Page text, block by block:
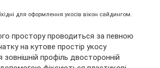
для оформлення укосів вікон сайдингом.
простору проводиться за певною
на кутове простір укосу
профіль двосторонній